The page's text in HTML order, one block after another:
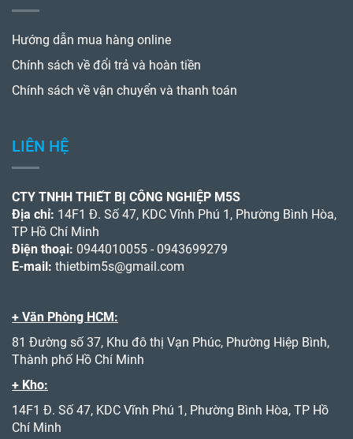
Hướng dẫn mua hàng online
Chính sách về đổi trả và hoàn tiền
Chính sách về vận chuyển và thanh toán
LIÊN HỆ
CTY TNHH THIẾT BỊ CÔNG NGHIỆP M5S
Địa chỉ: 14F1 Đ. Số 47, KDC Vĩnh Phú 1, Phường Bình Hòa,
TP Hồ Chí Minh
Điện thoại: 0944010055 - 0943699279
E-mail: thietbim5s@gmail.com
+ Văn Phòng HCM:
81 Đường số 37, Khu đô thị Vạn Phúc, Phường Hiệp Bình,
Thành phố Hồ Chí Minh
+ Kho:
14F1 Đ. Số 47, KDC Vĩnh Phú 1, Phường Bình Hòa, TP Hồ
Chí Minh